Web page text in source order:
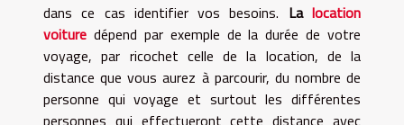
dans ce cas identifier vos besoins. Lalocation
voiture dépend par exemple de la durée de votre
voyage, par ricochet celle de la location, de la
distance que vous aurez à parcourir, du nombre de
personne qui voyage et surtout les différentes
personnes qui effectueront cette distance avec